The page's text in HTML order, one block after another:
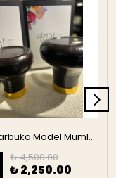
2 Li Darbuka Model Mumluk
₺ 4,500.00
₺ 2,250.00